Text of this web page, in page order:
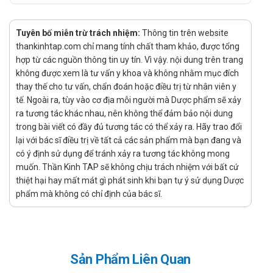
Các lựa chọn thay thế Auginal
Một số loại thuốc có thể thay thế Auginal trong điều trị
viêm nhiễm phụ khoa bao gồm Sdvag, Candid-V Gel 30g
và Polygynax.
Sdvagchứa thành phần Clindamycin và Metronidazole,
hiệu quả trong điều trị viêm âm đạo do vi khuẩn và
nấm.
Candid-V Gel 30glà thuốc bôi ngoài có thành phần
Clotrimazole, chuyên dùng trong điều trị nhiễm nấm
Candida và giảm ngứa ngáy vùng kín.
Polygynaxlà viên đặt âm đạo kết hợp kháng sinh và
kháng nấm như Nystatin và Neomycin, có tác dụng
Auginal. Tùy vào tình trạng bệnh lý cụ thể, bác sĩ sẽ chỉ
Tuyên bố miễn trừ trách nhiệm: Thông tin trên website
thankinhtap.com chỉ mang tính chất tham khảo, được tổng
hợp từ các nguồn thông tin uy tín. Vì vậy. nội dung trên trang
không được xem là tư vấn y khoa và không nhằm mục đích
thay thế cho tư vấn, chẩn đoán hoặc điều trị từ nhân viên y
tế. Ngoài ra, tùy vào cơ địa mỗi người mà Dược phẩm sẽ xảy
ra tương tác khác nhau, nên không thể đảm bảo nội dung
trong bài viết có đầy đủ tương tác có thể xảy ra. Hãy trao đổi
lại với bác sĩ điều trị về tất cả các sản phẩm mà bạn đang và
có ý định sử dụng để tránh xảy ra tương tác không mong
muốn. Thần Kinh TAP sẽ không chịu trách nhiệm với bất cứ
thiệt hại hay mất mát gì phát sinh khi bạn tự ý sử dụng Dược
phẩm mà không có chỉ định của bác sĩ.
Sản Phẩm Liên Quan